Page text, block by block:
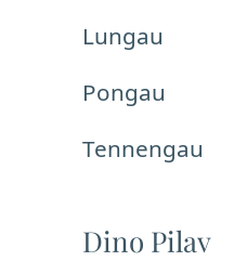
Lungau
Pongau
Tennengau
Dino Pilav